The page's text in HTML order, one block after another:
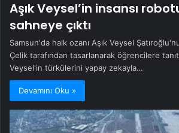
Aşık Veysel’in insansı
sahneye çıktı
Samsun'da halk ozanı Aşık Veysel
Çelik tarafından tasarlanarak öğrencilere
Veysel'in türkülerini yapay zekayla…
Devamını Oku »